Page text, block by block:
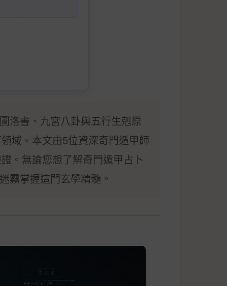
洛書、九宮八卦與五行生剋原
域。本文由5位資深奇門遁甲師
。無論您想了解奇門遁甲占卜
霧掌握這門玄學精髓。